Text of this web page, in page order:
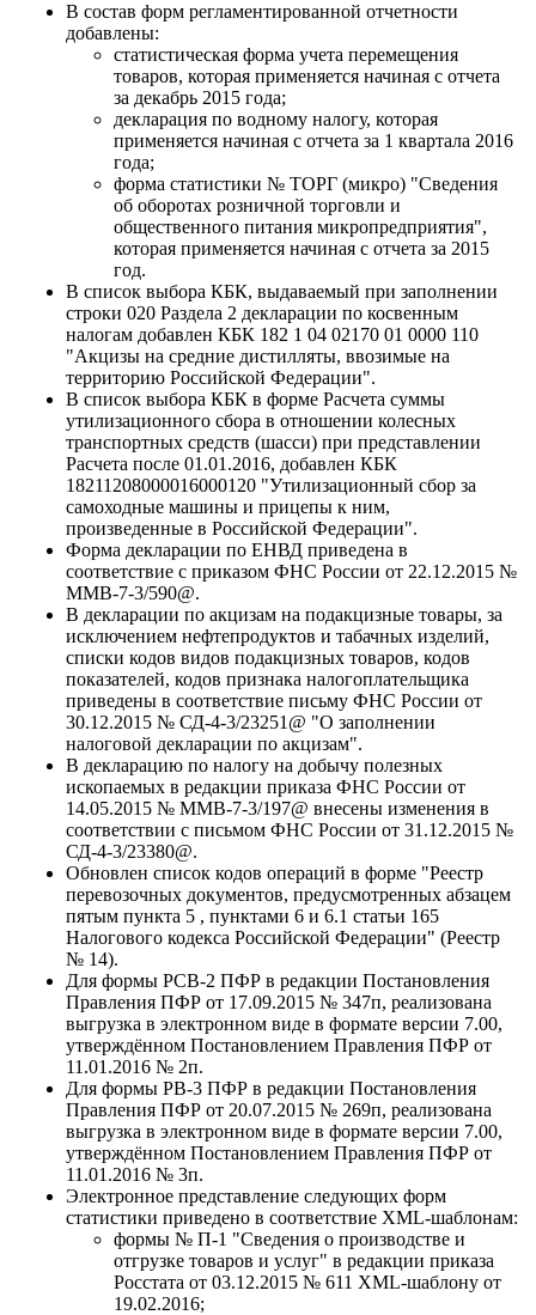
В состав форм регламентированной отчетности
добавлены:
статистическая форма учета перемещения
товаров, которая применяется начиная с отчета
за декабрь 2015 года;
декларация по водному налогу, которая
применяется начиная с отчета за 1 квартала 2016
года;
форма статистики № ТОРГ (микро) "Сведения
об оборотах розничной торговли и
общественного питания микропредприятия",
которая применяется начиная с отчета за 2015
год.
В список выбора КБК, выдаваемый при заполнении
строки 020 Раздела 2 декларации по косвенным
налогам добавлен КБК 182 1 04 02170 01 0000 110
"Акцизы на средние дистилляты, ввозимые на
территорию Российской Федерации".
В список выбора КБК в форме Расчета суммы
утилизационного сбора в отношении колесных
транспортных средств (шасси) при представлении
Расчета после 01.01.2016, добавлен КБК
18211208000016000120 "Утилизационный сбор за
самоходные машины и прицепы к ним,
произведенные в Российской Федерации".
Форма декларации по ЕНВД приведена в
соответствие с приказом ФНС России от 22.12.2015 №
ММВ-7-3/590@.
В декларации по акцизам на подакцизные товары, за
исключением нефтепродуктов и табачных изделий,
списки кодов видов подакцизных товаров, кодов
показателей, кодов признака налогоплательщика
приведены в соответствие письму ФНС России от
30.12.2015 № СД-4-3/23251@ "О заполнении
налоговой декларации по акцизам".
В декларацию по налогу на добычу полезных
ископаемых в редакции приказа ФНС России от
14.05.2015 № ММВ-7-3/197@ внесены изменения в
соответствии с письмом ФНС России от 31.12.2015 №
СД-4-3/23380@.
Обновлен список кодов операций в форме "Реестр
перевозочных документов, предусмотренных абзацем
пятым пункта 5 , пунктами 6 и 6.1 статьи 165
Налогового кодекса Российской Федерации" (Реестр
№ 14).
Для формы РСВ-2 ПФР в редакции Постановления
Правления ПФР от 17.09.2015 № 347п, реализована
выгрузка в электронном виде в формате версии 7.00,
утверждённом Постановлением Правления ПФР от
11.01.2016 № 2п.
Для формы РВ-3 ПФР в редакции Постановления
Правления ПФР от 20.07.2015 № 269п, реализована
выгрузка в электронном виде в формате версии 7.00,
утверждённом Постановлением Правления ПФР от
11.01.2016 № 3п.
Электронное представление следующих форм
статистики приведено в соответствие XML-шаблонам:
формы № П-1 "Сведения о производстве и
отгрузке товаров и услуг" в редакции приказа
Росстата от 03.12.2015 № 611 XML-шаблону от
19.02.2016;